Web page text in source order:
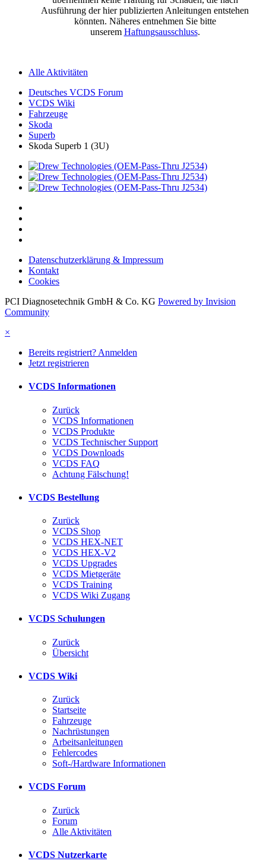
Ausführung der hier publizierten Anleitungen entstehen
könnten. Näheres entnehmen Sie bitte
unserem Haftungsausschluss.
Alle Aktivitäten
Deutsches VCDS Forum
VCDS Wiki
Fahrzeuge
Skoda
Superb
Skoda Superb 1 (3U)
Datenschutzerklärung & Impressum
Kontakt
Cookies
PCI Diagnosetechnik GmbH & Co. KG Powered by Invision
Community
×
Bereits registriert? Anmelden
Jetzt registrieren
VCDS Informationen
Zurück
VCDS Informationen
VCDS Produkte
VCDS Technischer Support
VCDS Downloads
VCDS FAQ
Achtung Fälschung!
VCDS Bestellung
Zurück
VCDS Shop
VCDS HEX-NET
VCDS HEX-V2
VCDS Upgrades
VCDS Mietgeräte
VCDS Training
VCDS Wiki Zugang
VCDS Schulungen
Zurück
Übersicht
VCDS Wiki
Zurück
Startseite
Fahrzeuge
Nachrüstungen
Arbeitsanleitungen
Fehlercodes
Soft-/Hardware Informationen
VCDS Forum
Zurück
Forum
Alle Aktivitäten
VCDS Nutzerkarte